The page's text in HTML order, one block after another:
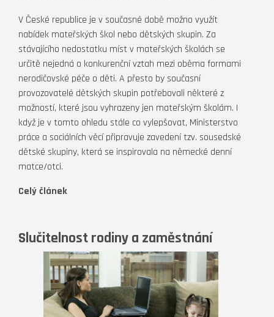
V České republice je v současné době možno využít
nabídek mateřských škol nebo dětských skupin. Za
stávajícího nedostatku míst v mateřských školách se
určitě nejedná o konkurenční vztah mezi oběma formami
nerodičovské péče o děti. A přesto by současní
provozovatelé dětských skupin potřebovali některé z
možností, které jsou vyhrazeny jen mateřským školám. I
když je v tomto ohledu stále co vylepšovat, Ministerstvo
práce a sociálních věcí připravuje zavedení tzv. sousedské
dětské skupiny, která se inspirovala na německé denní
matce/otci.
Celý článek
Slučitelnost rodiny a zaměstnání